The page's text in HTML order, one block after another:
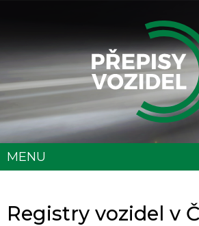
MENU
Registry vozidel v